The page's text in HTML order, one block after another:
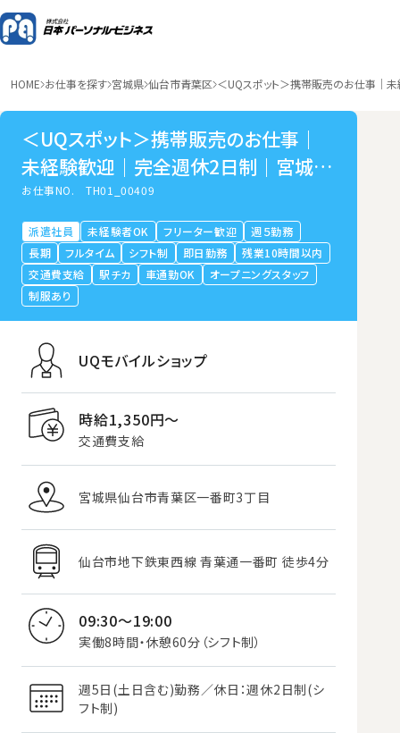
HOME お仕事を探す 宮城県 仙台市青葉区 ＜UQスポット＞携帯販売のお仕事｜
＜UQスポット＞携帯販売のお仕事｜
未経験歓迎｜完全週休2日制｜宮城県
仙台市青葉区
お仕事NO.TH01_00409
派遣社員 未経験者OK フリーター歓迎
週５勤務
長期
フルタイム シフト制 即日勤務
残業10時間以内
交通費支給
駅チカ 車通勤OK
オープニングスタッフ
制服あり
UQモバイルショップ
時給1,350円〜
交通費支給
宮城県仙台市青葉区一番町3丁目
仙台市地下鉄東西線 青葉通一番町 徒歩4分
09:30～19:00
実働8時間・休憩60分（シフト制）
週5日(土日含む)勤務／休日：週休2日制(シ
フト制)